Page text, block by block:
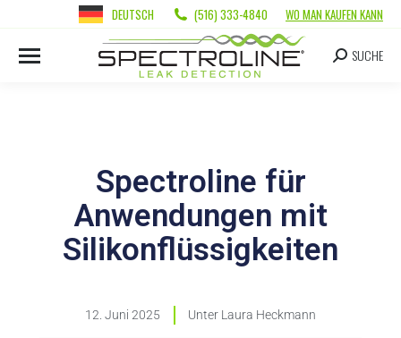
DEUTSCH (516) 333-4840 WO MAN KAUFEN KANN
SUCHE
Spectroline für
Anwendungen mit
Silikonflüssigkeiten
12. Juni 2025 Unter Laura Heckmann